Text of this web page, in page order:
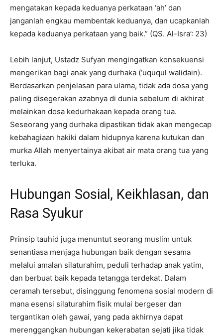
mengatakan kepada keduanya perkataan ‘ah’ dan
janganlah engkau membentak keduanya, dan ucapkanlah
kepada keduanya perkataan yang baik.” (QS. Al-Isra’: 23)
Lebih lanjut, Ustadz Sufyan mengingatkan konsekuensi
mengerikan bagi anak yang durhaka (‘uququl walidain).
Berdasarkan penjelasan para ulama, tidak ada dosa yang
paling disegerakan azabnya di dunia sebelum di akhirat
melainkan dosa kedurhakaan kepada orang tua.
Seseorang yang durhaka dipastikan tidak akan mengecap
kebahagiaan hakiki dalam hidupnya karena kutukan dan
murka Allah menyertainya akibat air mata orang tua yang
terluka.
Hubungan Sosial, Keikhlasan, dan
Rasa Syukur
Prinsip tauhid juga menuntut seorang muslim untuk
senantiasa menjaga hubungan baik dengan sesama
melalui amalan silaturahim, peduli terhadap anak yatim,
dan berbuat baik kepada tetangga terdekat. Dalam
ceramah tersebut, disinggung fenomena sosial modern di
mana esensi silaturahim fisik mulai bergeser dan
tergantikan oleh gawai, yang pada akhirnya dapat
merenggangkan hubungan kekerabatan sejati jika tidak